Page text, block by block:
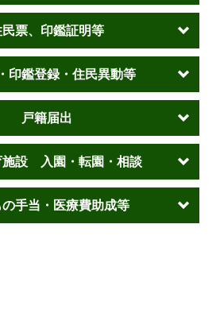
混雑状況
状況確認
民票、印鑑証明等
印鑑登録・住民異動等
戸籍届出
施設 入園・転園・相談
手当・医療費助成等